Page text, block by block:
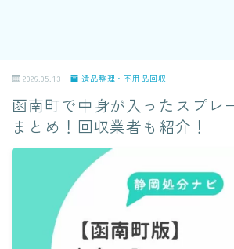
2026.05.13 遺品整理・不用品回収
函南町で中身が入ったスプレ
まとめ！回収業者も紹介！